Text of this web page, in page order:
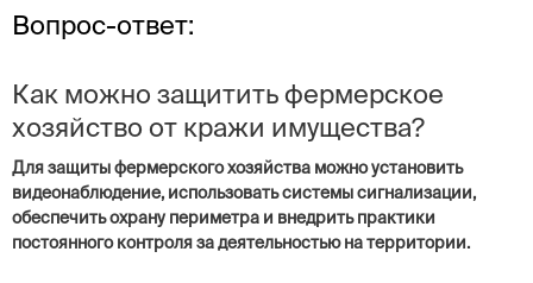
Вопрос-ответ:
Как можно защитить фермерское
хозяйство от кражи имущества?
Для защиты фермерского хозяйства можно установить
видеонаблюдение, использовать системы сигнализации,
обеспечить охрану периметра и внедрить практики
постоянного контроля за деятельностью на территории.